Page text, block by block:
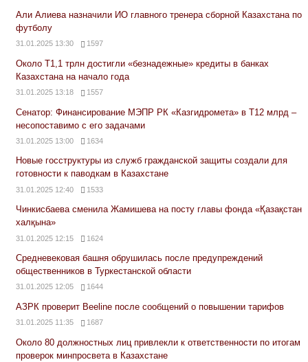
Али Алиева назначили ИО главного тренера сборной Казахстана по
футболу
31.01.2025 13:30 1597
Около Т1,1 трлн достигли «безнадежные» кредиты в банках
Казахстана на начало года
31.01.2025 13:18 1557
Сенатор: Финансирование МЭПР РК «Казгидромета» в Т12 млрд –
несопоставимо с его задачами
31.01.2025 13:00 1634
Новые госструктуры из служб гражданской защиты создали для
готовности к паводкам в Казахстане
31.01.2025 12:40 1533
Чинкисбаева сменила Жамишева на посту главы фонда «Қазақстан
халқына»
31.01.2025 12:15 1624
Средневековая башня обрушилась после предупреждений
общественников в Туркестанской области
31.01.2025 12:05 1644
АЗРК проверит Beeline после сообщений о повышении тарифов
31.01.2025 11:35 1687
Около 80 должностных лиц привлекли к ответственности по итогам
проверок минпросвета в Казахстане